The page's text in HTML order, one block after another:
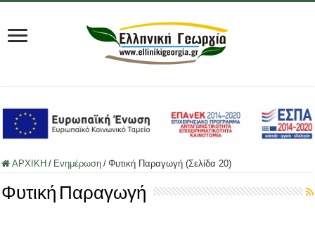
ΑΡΧΙΚΗ / Ενημέρωση / Φυτική Παραγωγή (Σελίδα 20)
Φυτική Παραγωγή